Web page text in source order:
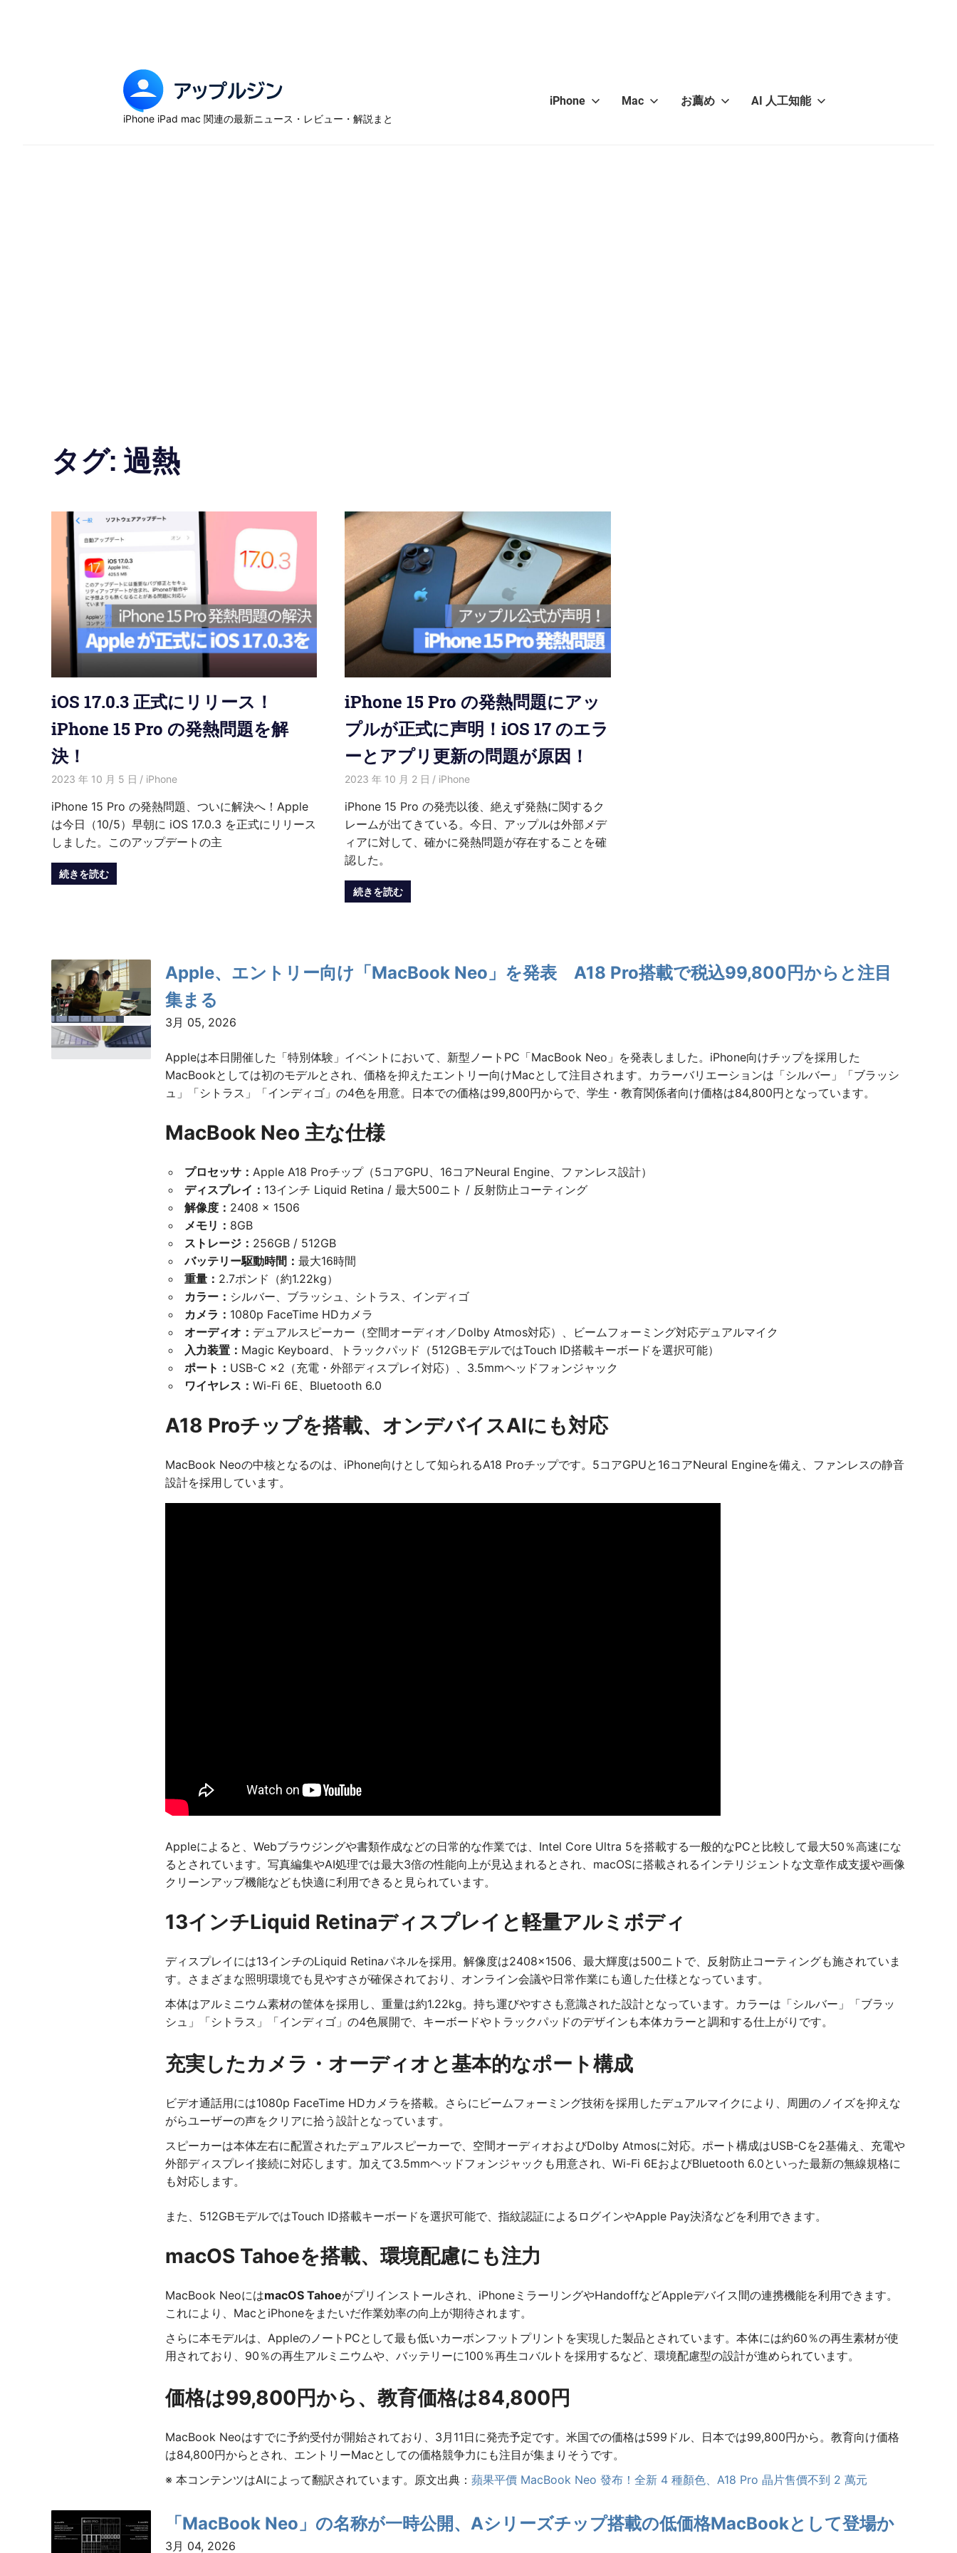
ッ
な
機
能
紹
介
iPhone iPad mac 関連の最新ニュース・レビュー・解説まと
iPhone Mac お薦め AI 人工知能
タグ: 過熱
iOS 17.0.3 正式にリリース！
iPhone 15 Pro の発熱問題を解
決！
2023 年 10 月 5 日 愛麗絲
iPhone
iPhone 15 Pro の発熱問題、ついに解決へ！Apple
は今日（10/5）早朝に iOS 17.0.3 を正式にリリース
しました。このアップデートの主
続きを読む
iPhone 15 Pro の発熱問題にアッ
プルが正式に声明！iOS 17 のエラ
ーとアプリ更新の問題が原因！
2023 年 10 月 2 日 愛麗絲
iPhone
iPhone 15 Pro の発売以後、絶えず発熱に関するク
レームが出てきている。今日、アップルは外部メデ
ィアに対して、確かに発熱問題が存在することを確
認した。
続きを読む
Apple、エントリー向け「MacBook Neo」を発表 A18 Pro搭載で税込99,800円からと注目
集まる
3月 05, 2026
Appleは本日開催した「特別体験」イベントにおいて、新型ノートPC「MacBook Neo」を発表しました。iPhone向けチップを採用した
MacBookとしては初のモデルとされ、価格を抑えたエントリー向けMacとして注目されます。カラーバリエーションは「シルバー」「ブラッシ
ュ」「シトラス」「インディゴ」の4色を用意。日本での価格は99,800円からで、学生・教育関係者向け価格は84,800円となっています。
MacBook Neo 主な仕様
プロセッサ： Apple A18 Proチップ（5コアGPU、16コアNeural Engine、ファンレス設計）
ディスプレイ： 13インチ Liquid Retina / 最大500ニト / 反射防止コーティング
解像度： 2408 × 1506
メモリ： 8GB
ストレージ： 256GB / 512GB
バッテリー駆動時間： 最大16時間
重量： 2.7ポンド（約1.22kg）
カラー： シルバー、ブラッシュ、シトラス、インディゴ
カメラ： 1080p FaceTime HDカメラ
オーディオ： デュアルスピーカー（空間オーディオ／Dolby Atmos対応）、ビームフォーミング対応デュアルマイク
入力装置： Magic Keyboard、トラックパッド（512GBモデルではTouch ID搭載キーボードを選択可能）
ポート： USB-C ×2（充電・外部ディスプレイ対応）、3.5mmヘッドフォンジャック
ワイヤレス： Wi-Fi 6E、Bluetooth 6.0
A18 Proチップを搭載、オンデバイスAIにも対応
MacBook Neoの中核となるのは、iPhone向けとして知られるA18 Proチップです。5コアGPUと16コアNeural Engineを備え、ファンレスの静音
設計を採用しています。
Appleによると、Webブラウジングや書類作成などの日常的な作業では、Intel Core Ultra 5を搭載する一般的なPCと比較して最大50％高速にな
るとされています。写真編集やAI処理では最大3倍の性能向上が見込まれるとされ、macOSに搭載されるインテリジェントな文章作成支援や画像
クリーンアップ機能なども快適に利用できると見られています。
13インチLiquid Retinaディスプレイと軽量アルミボディ
ディスプレイには13インチのLiquid Retinaパネルを採用。解像度は2408×1506、最大輝度は500ニトで、反射防止コーティングも施されていま
す。さまざまな照明環境でも見やすさが確保されており、オンライン会議や日常作業にも適した仕様となっています。
本体はアルミニウム素材の筐体を採用し、重量は約1.22kg。持ち運びやすさも意識された設計となっています。カラーは「シルバー」「ブラッ
シュ」「シトラス」「インディゴ」の4色展開で、キーボードやトラックパッドのデザインも本体カラーと調和する仕上がりです。
充実したカメラ・オーディオと基本的なポート構成
ビデオ通話用には1080p FaceTime HDカメラを搭載。さらにビームフォーミング技術を採用したデュアルマイクにより、周囲のノイズを抑えな
がらユーザーの声をクリアに拾う設計となっています。
スピーカーは本体左右に配置されたデュアルスピーカーで、空間オーディオおよびDolby Atmosに対応。ポート構成はUSB-Cを2基備え、充電や
外部ディスプレイ接続に対応します。加えて3.5mmヘッドフォンジャックも用意され、Wi-Fi 6EおよびBluetooth 6.0といった最新の無線規格に
も対応します。
また、512GBモデルではTouch ID搭載キーボードを選択可能で、指紋認証によるログインやApple Pay決済などを利用できます。
macOS Tahoeを搭載、環境配慮にも注力
MacBook NeoにはmacOS Tahoeがプリインストールされ、iPhoneミラーリングやHandoffなどAppleデバイス間の連携機能を利用できます。
これにより、MacとiPhoneをまたいだ作業効率の向上が期待されます。
さらに本モデルは、AppleのノートPCとして最も低いカーボンフットプリントを実現した製品とされています。本体には約60％の再生素材が使
用されており、90％の再生アルミニウムや、バッテリーに100％再生コバルトを採用するなど、環境配慮型の設計が進められています。
価格は99,800円から、教育価格は84,800円
MacBook Neoはすでに予約受付が開始されており、3月11日に発売予定です。米国での価格は599ドル、日本では99,800円から。教育向け価格
は84,800円からとされ、エントリーMacとしての価格競争力にも注目が集まりそうです。
※ 本コンテンツはAIによって翻訳されています。原文出典： 蘋果平價 MacBook Neo 發布！全新 4 種顏色、A18 Pro 晶片售價不到 2 萬元
「MacBook Neo」の名称が一時公開、Aシリーズチップ搭載の低価格MacBookとして登場か
3月 04, 2026